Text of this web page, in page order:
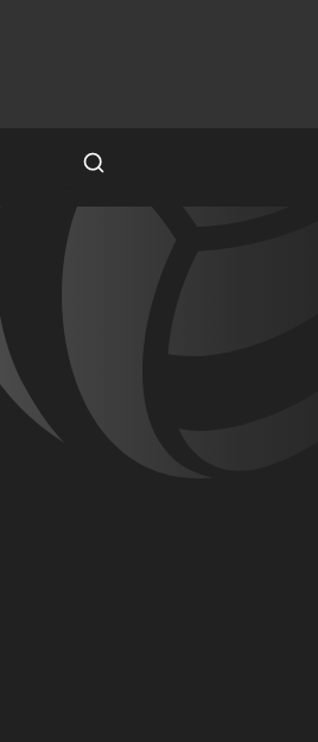
Spielersuche